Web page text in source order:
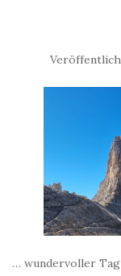
… wundervoller